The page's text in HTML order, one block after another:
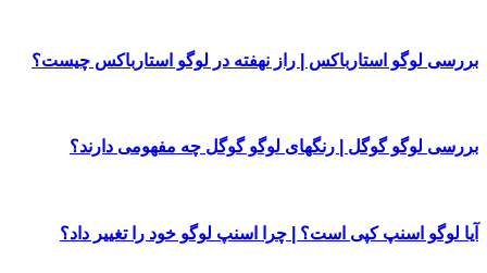
بررسی لوگو استارباکس | راز نهفته در لوگو استارباکس چیست؟
بررسی لوگو گوگل | رنگهای لوگو گوگل چه مفهومی دارند؟
آیا لوگو اسنپ کپی است؟ | چرا اسنپ لوگو خود را تغییر داد؟